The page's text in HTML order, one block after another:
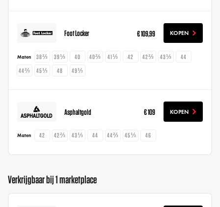
Foot Locker € 109,99 KOPEN
Maten 38⅔ 39⅓ 40 40⅔ 41⅓ 42 42⅔ 43⅓
44
44⅔
45⅓ 48 49⅓
Asphaltgold € 109 KOPEN
Maten 42 42⅔ 43⅓ 44 44⅔ 45⅓ 46
Verkrijgbaar bij 1 marketplace